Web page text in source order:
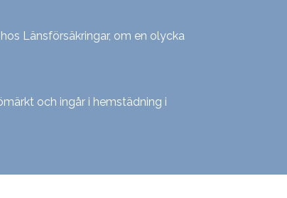
Länsförsäkringar, om en olycka
och ingår i hemstädning i